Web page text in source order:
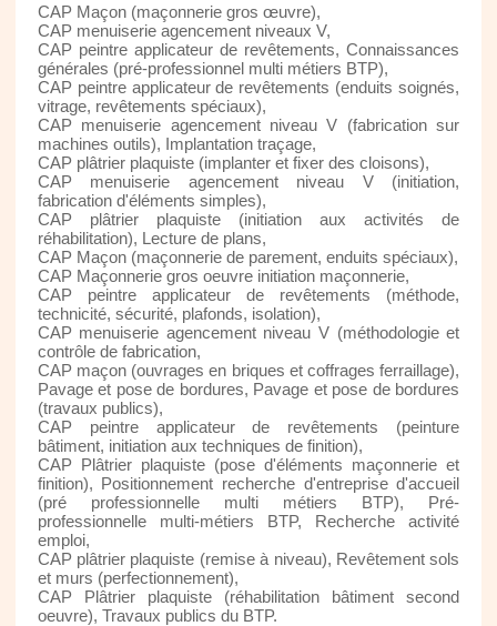
CAP Maçon (maçonnerie gros œuvre),
CAP menuiserie agencement niveaux V,
CAP peintre applicateur de revêtements, Connaissances
générales (pré-professionnel multi métiers BTP),
CAP peintre applicateur de revêtements (enduits soignés,
vitrage, revêtements spéciaux),
CAP menuiserie agencement niveau V (fabrication sur
machines outils), Implantation traçage,
CAP plâtrier plaquiste (implanter et fixer des cloisons),
CAP menuiserie agencement niveau V (initiation,
fabrication d'éléments simples),
CAP plâtrier plaquiste (initiation aux activités de
réhabilitation), Lecture de plans,
CAP Maçon (maçonnerie de parement, enduits spéciaux),
CAP Maçonnerie gros oeuvre initiation maçonnerie,
CAP peintre applicateur de revêtements (méthode,
technicité, sécurité, plafonds, isolation),
CAP menuiserie agencement niveau V (méthodologie et
contrôle de fabrication,
CAP maçon (ouvrages en briques et coffrages ferraillage),
Pavage et pose de bordures, Pavage et pose de bordures
(travaux publics),
CAP peintre applicateur de revêtements (peinture
bâtiment, initiation aux techniques de finition),
CAP Plâtrier plaquiste (pose d'éléments maçonnerie et
finition), Positionnement recherche d'entreprise d'accueil
(pré professionnelle multi métiers BTP), Pré-
professionnelle multi-métiers BTP, Recherche activité
emploi,
CAP plâtrier plaquiste (remise à niveau), Revêtement sols
et murs (perfectionnement),
CAP Plâtrier plaquiste (réhabilitation bâtiment second
oeuvre), Travaux publics du BTP.